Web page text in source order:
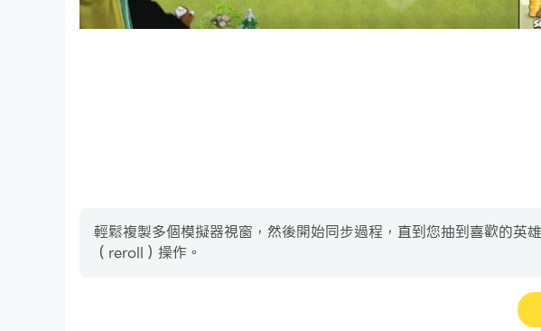
輕鬆複製多個模擬器視窗，然後開始同步過程，直到您抽到喜歡的
（reroll）操作。